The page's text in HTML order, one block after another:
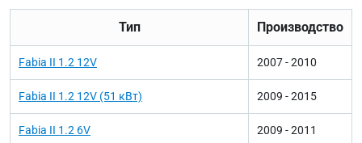
Тип Производство
Fabia II 1.2 12V 2007 - 2010
Fabia II 1.2 12V (51 кВт) 2009 - 2015
Fabia II 1.2 6V 2009 - 2011